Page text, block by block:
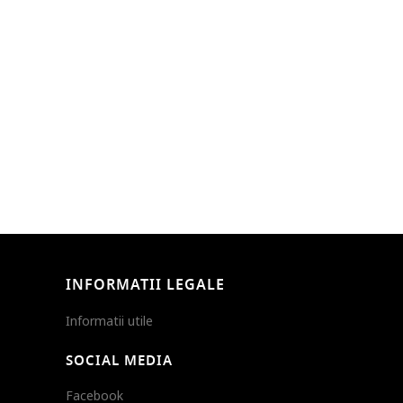
INFORMATII LEGALE
Informatii utile
SOCIAL MEDIA
Facebook